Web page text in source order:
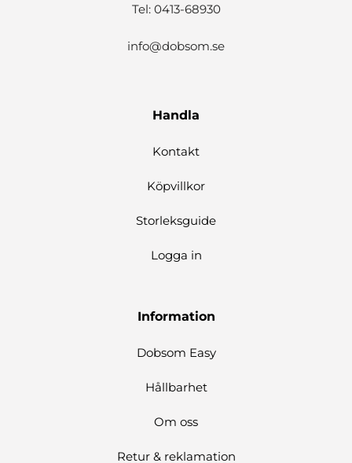
Tel: 0413-68930
info@dobsom.se
Handla
Kontakt
Köpvillkor
Storleksguide
Logga in
Information
Dobsom Easy
Hållbarhet
Om oss
Retur & reklamation